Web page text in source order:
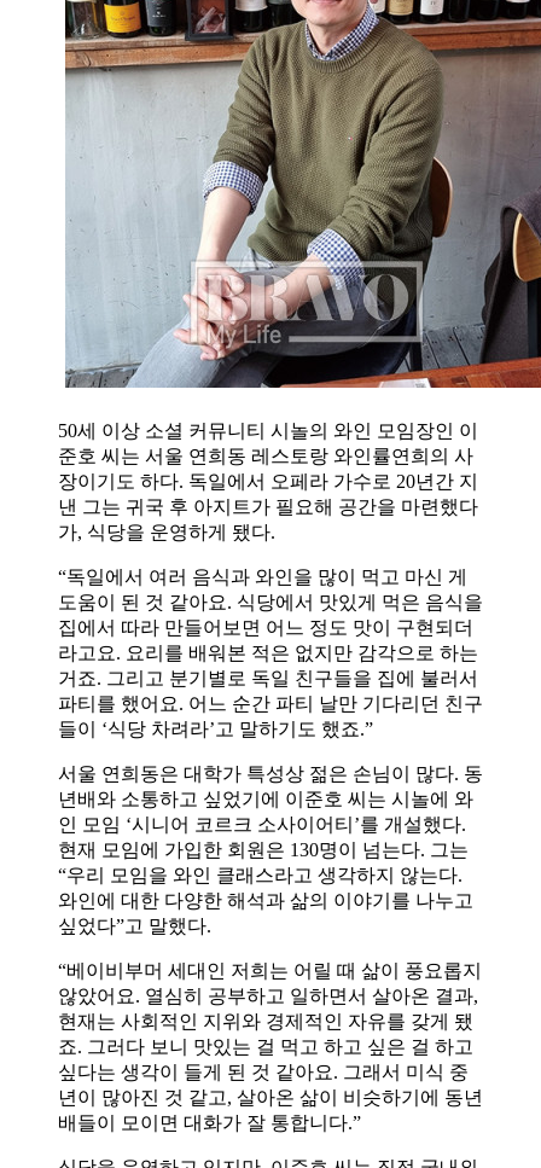
50세 이상 소셜 커뮤니티 시놀의 와인 모임장인 이
준호 씨는 서울 연희동 레스토랑 와인률연희의 사
장이기도 하다. 독일에서 오페라 가수로 20년간 지
낸 그는 귀국 후 아지트가 필요해 공간을 마련했다
가, 식당을 운영하게 됐다.
“독일에서 여러 음식과 와인을 많이 먹고 마신 게
도움이 된 것 같아요. 식당에서 맛있게 먹은 음식을
집에서 따라 만들어보면 어느 정도 맛이 구현되더
라고요. 요리를 배워본 적은 없지만 감각으로 하는
거죠. 그리고 분기별로 독일 친구들을 집에 불러서
파티를 했어요. 어느 순간 파티 날만 기다리던 친구
들이 ‘식당 차려라’고 말하기도 했죠.”
서울 연희동은 대학가 특성상 젊은 손님이 많다. 동
년배와 소통하고 싶었기에 이준호 씨는 시놀에 와
인 모임 ‘시니어 코르크 소사이어티’를 개설했다.
현재 모임에 가입한 회원은 130명이 넘는다. 그는
“우리 모임을 와인 클래스라고 생각하지 않는다.
와인에 대한 다양한 해석과 삶의 이야기를 나누고
싶었다”고 말했다.
“베이비부머 세대인 저희는 어릴 때 삶이 풍요롭지
않았어요. 열심히 공부하고 일하면서 살아온 결과,
현재는 사회적인 지위와 경제적인 자유를 갖게 됐
죠. 그러다 보니 맛있는 걸 먹고 하고 싶은 걸 하고
싶다는 생각이 들게 된 것 같아요. 그래서 미식 중
년이 많아진 것 같고, 살아온 삶이 비슷하기에 동년
배들이 모이면 대화가 잘 통합니다.”